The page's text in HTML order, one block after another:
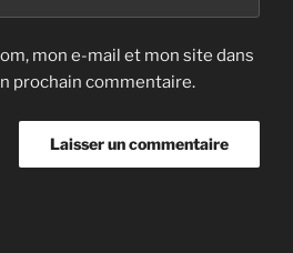
mon e-mail et mon site dans
prochain commentaire.